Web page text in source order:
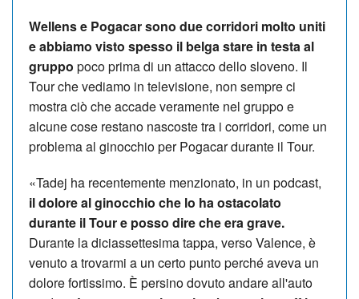
Wellens e Pogacar sono due corridori molto uniti
e abbiamo visto spesso il belga stare in testa al
gruppo poco prima di un attacco dello sloveno. Il
Tour che vediamo in televisione, non sempre ci
mostra ciò che accade veramente nel gruppo e
alcune cose restano nascoste tra i corridori, come un
problema al ginocchio per Pogacar durante il Tour.
«Tadej ha recentemente menzionato, in un podcast,
il dolore al ginocchio che lo ha ostacolato
durante il Tour e posso dire che era grave.
Durante la diciassettesima tappa, verso Valence, è
venuto a trovarmi a un certo punto perché aveva un
dolore fortissimo. È persino dovuto andare all'auto